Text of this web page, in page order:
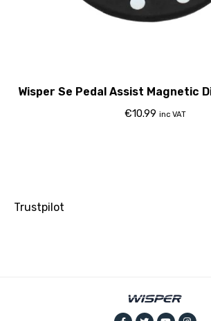
Wisper Se Pedal Assist Magnetic
2015
€10.99 inc VAT
Trustpilot